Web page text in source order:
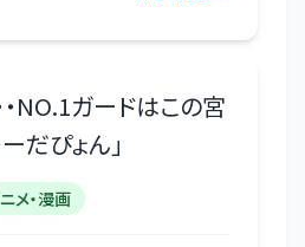
・NO.1ガードはこの宮
だぴょん 」
メ・漫画